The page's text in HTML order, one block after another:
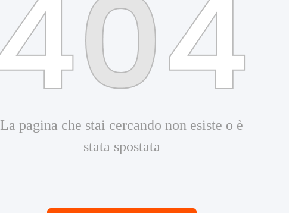
La pagina che stai cercando non esiste o è
stata spostata